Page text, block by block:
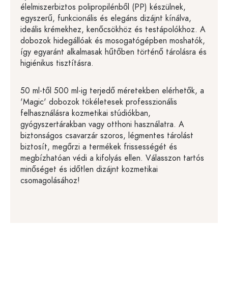
élelmiszerbiztos polipropilénből (PP) készülnek,
egyszerű, funkcionális és elegáns dizájnt kínálva,
ideális krémekhez, kenőcsökhöz és testápolókhoz. A
dobozok hidegállóak és mosogatógépben moshatók,
így egyaránt alkalmasak hűtőben történő tárolásra és
higiénikus tisztításra.
50 ml-től 500 ml-ig terjedő méretekben elérhetők, a
'Magic' dobozok tökéletesek professzionális
felhasználásra kozmetikai stúdiókban,
gyógyszertárakban vagy otthoni használatra. A
biztonságos csavarzár szoros, légmentes tárolást
biztosít, megőrzi a termékek frissességét és
megbízhatóan védi a kifolyás ellen. Válasszon tartós
minőséget és időtlen dizájnt kozmetikai
csomagolásához!